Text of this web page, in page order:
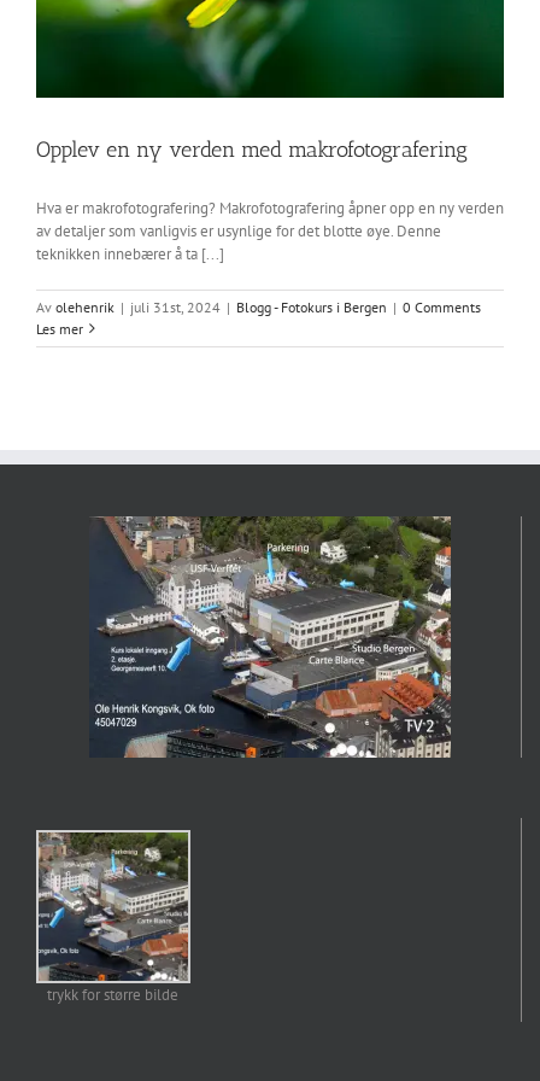
Opplev en ny verden med makrofotografering
Hva er makrofotografering? Makrofotografering åpner opp en ny verden
av detaljer som vanligvis er usynlige for det blotte øye. Denne
teknikken innebærer å ta [...]
Av olehenrik | juli 31st, 2024 | Blogg - Fotokurs i Bergen | 0 Comments
Les mer
trykk for større bilde